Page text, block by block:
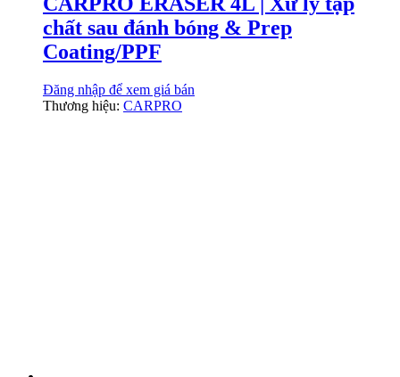
chất sau đánh bóng & Prep
Coating/PPF
Đăng nhập để xem giá bán
Thương hiệu: CARPRO